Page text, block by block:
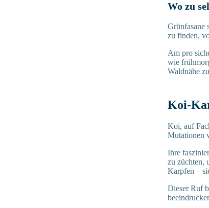
Wo zu
Grünfasane
zu finden,
Am pro
wie
Waldnähe
Koi-
Koi, auf
Mutationen
Ihre
zu züchten,
Karpfen –
Dieser Ruf